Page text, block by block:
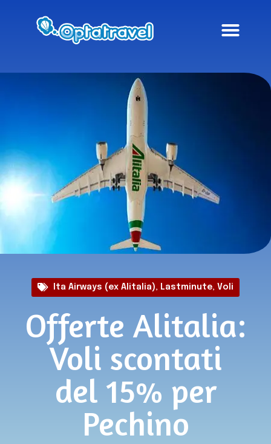
Ita Airways (ex Alitalia), Lastminute, Voli
Offerte Alitalia:
Voli scontati
del 15% per
Pechino